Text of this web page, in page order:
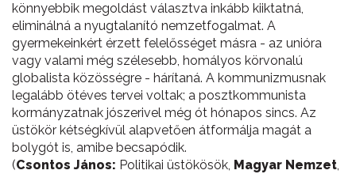
könnyebbik megoldást választva inkább kiiktatná,
eliminálná a nyugtalanító nemzetfogalmat. A
gyermekeinkért érzett felelősséget másra - az unióra
vagy valami még szélesebb, homályos körvonalú
globalista közösségre - hárítaná. A kommunizmusnak
legalább ötéves tervei voltak; a posztkommunista
kormányzatnak jószerivel még ót hónapos sincs. Az
üstökör kétségkívül alapvetően átformálja magát a
bolygót is, amibe becsapódik.
(Csontos János: Politikai üstökösök, Magyar Nemzet,